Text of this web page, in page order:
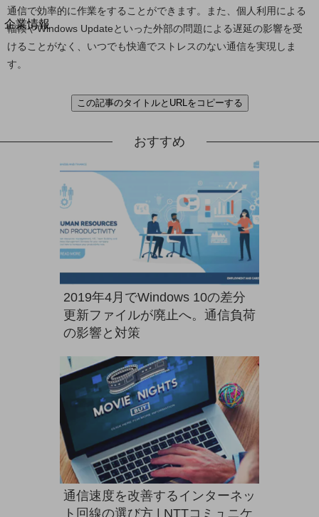
別ウィンドウで開きます
企業情報
企業情報TOP
会社案内TOP
会社案内パンフレット
ニュースルーム
ニュースルームTOP
ニュースリリース
地域からの発表
重要なお知らせ
社外からの評価実績
サステナビリティ
サステナビリティTOP
NTTドコモビジネスグループのサステナビリティ
サステナビリティ基本方針
サステナビリティレポート
通信で効率的に作業をすることができます。また、個人利用による
輻輳やWindows Updateといった外部の問題による遅延の影響を受
けることがなく、いつでも快適でストレスのない通信を実現しま
す。
この記事のタイトルとURLをコピーする
おすすめ
2019年4月でWindows 10の差分
更新ファイルが廃止へ。通信負荷
の影響と対策
通信速度を改善するインターネッ
ト回線の選び方 | NTTコミュニケ